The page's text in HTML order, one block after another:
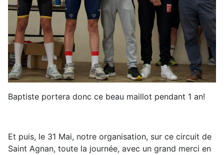
Baptiste portera donc ce beau maillot pendant 1 an!
Et puis, le 31 Mai, notre organisation, sur ce circuit de
Saint Agnan, toute la journée, avec un grand merci en